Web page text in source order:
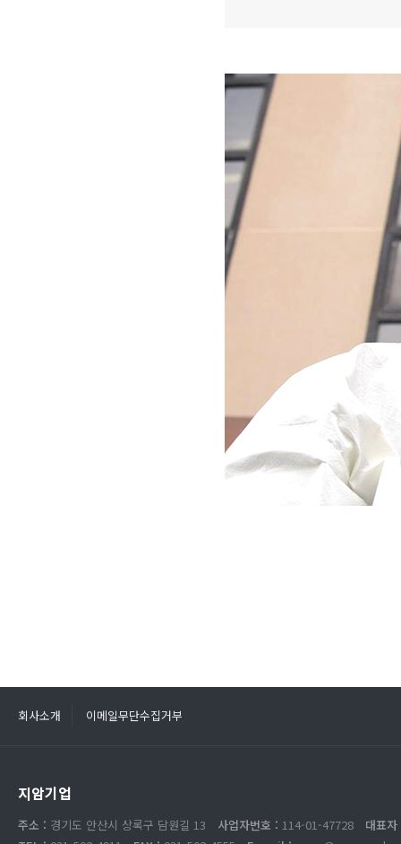
회사소개 이메일무단수집거부
지암기업
주소 : 경기도 안산시 상록구 담원길 13 사업자번호 : 114-01-47728
대표